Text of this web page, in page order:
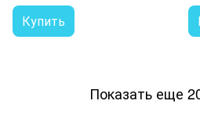
Купить
Показать еще